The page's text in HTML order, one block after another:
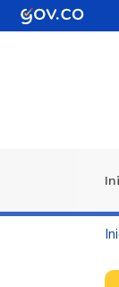
Pasar
al